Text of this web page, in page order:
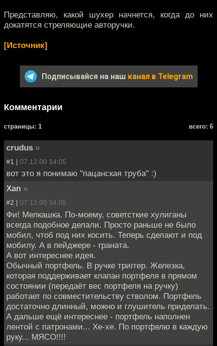
Представляю, какой шухер начнется, когда до них
докатятся стреляющие авторучки.
[Источник]
Подписывайся на наш канал в Telegram
Комментарии
cтраницы: 1 всего: 6
crudus »
#1 | 07.12.00 14:05
вот это я понимаю "пацанская труба" :)
Xan »
#2 | 07.12.00 14:05
Фи! Мелкашка. По-моему, советсткие хулиганы
всегда подобное делали. Просто раньше не было
мобил, чтоб под них косить. Теперь сделают и под
мобилу. А в пейджере - граната.
А вот интереснее идея.
Обычный портфель. В ручке триггер. Железка,
которая поддерживает клапан портфеля в прямом
состоянии (передаёт вес портфеля на ручку)
работает по совместительству стволом. Портфель
достаточно длинный, можно и глушитель приделать.
А дальше ещё интереснее - портфель наполнен
лентой с патронами... Хе-хе. По портфелю в каждую
руку... МЯСО!!!!